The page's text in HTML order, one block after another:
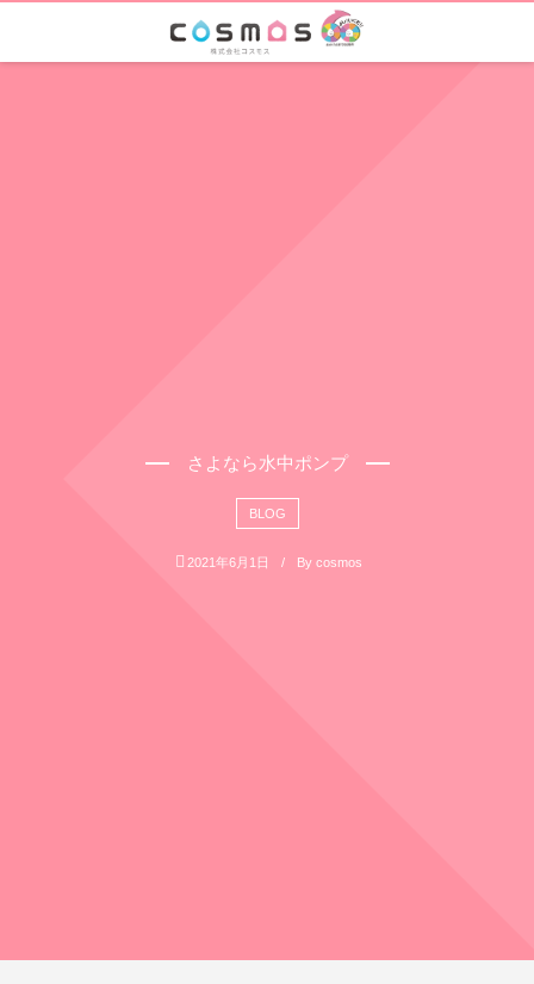
さよなら水中ポンプ
BLOG
2021年6月1日 By cosmos